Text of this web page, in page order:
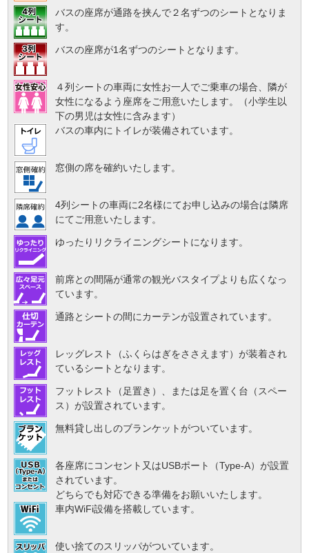
バスの座席が通路を挟んで２名ずつのシートとなりま
す。
バスの座席が1名ずつのシートとなります。
４列シートの車両に女性お一人でご乗車の場合、隣が
女性になるよう座席をご用意いたします。（小学生以
下の男児は女性に含みます）
バスの車内にトイレが装備されています。
窓側の席を確約いたします。
4列シートの車両に2名様にてお申し込みの場合は隣席
にてご用意いたします。
ゆったりリクライニングシートになります。
前席との間隔が通常の観光バスタイプよりも広くなっ
ています。
通路とシートの間にカーテンが設置されています。
レッグレスト（ふくらはぎをささえます）が装着され
ているシートとなります。
フットレスト（足置き）、または足を置く台（スペー
ス）が設置されています。
無料貸し出しのブランケットがついています。
各座席にコンセント又はUSBポート（Type-A）が設置
されています。
どちらでも対応できる準備をお願いいたします。
車内WiFi設備を搭載しています。
使い捨てのスリッパがついています。